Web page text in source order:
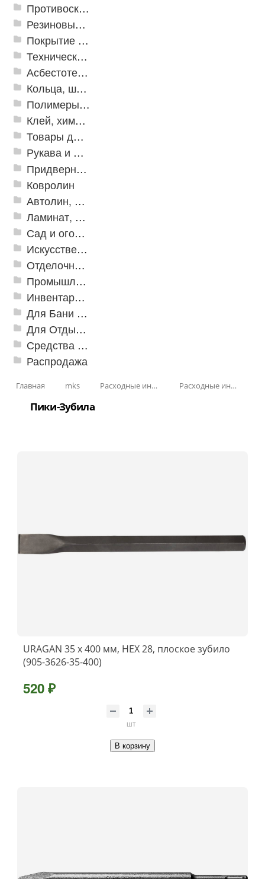
Противоскользящая защита для лестниц, профили, ленты
Резиновые и ПВХ дорожки
Покрытие из резиновой крошки
Техническая резина
Асбестотехнические и теплоизоляционные материалы
Кольца, шайбы, манжеты
Полимеры и пластики
Клей, химия, сопутствующие товары
Товары для дома
Рукава и шланги промышленные
Придверные решетки
Ковролин
Автолин, Транслин, Линолеум
Ламинат, Кварцвиниловая плитка SPC
Сад и огород
Искусственная трава
Отделочные профили
Промышленный текстиль
Инвентарь для клининга
Для Бани и Сауны
Для Отдыха и Пикника
Средства от насекомых и садовых вредителей
Распродажа
Главная mks Расходные инструменты Расходные инструменты по бетону
Пики-Зубила
URAGAN 35 x 400 мм, HEX 28, плоское зубило
(905-3626-35-400)
520 ₽
шт
В корзину